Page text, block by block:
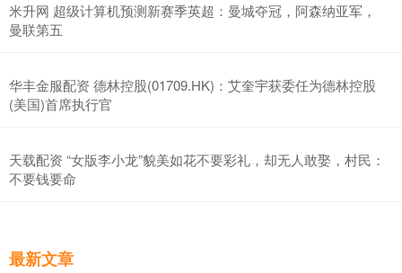
米升网 超级计算机预测新赛季英超：曼城夺冠，阿森纳亚军，
曼联第五
华丰金服配资 德林控股(01709.HK)：艾奎宇获委任为德林控股
(美国)首席执行官
天载配资 “女版李小龙”貌美如花不要彩礼，却无人敢娶，村民：
不要钱要命
最新文章